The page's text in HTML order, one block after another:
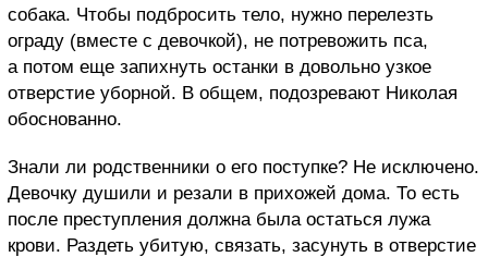
собака. Чтобы подбросить тело, нужно перелезть
ограду (вместе с девочкой), не потревожить пса,
а потом еще запихнуть останки в довольно узкое
отверстие уборной. В общем, подозревают Николая
обоснованно.
Знали ли родственники о его поступке? Не исключено.
Девочку душили и резали в прихожей дома. То есть
после преступления должна была остаться лужа
крови. Раздеть убитую, связать, засунуть в отверстие